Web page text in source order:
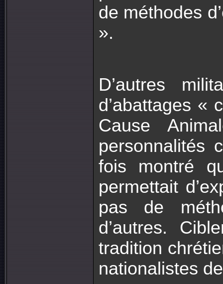
de méthodes
».
D’autres
d’abattages «
Cause
personnalités
fois montré
permettait
pas de
d’autres.
tradition
nationalistes